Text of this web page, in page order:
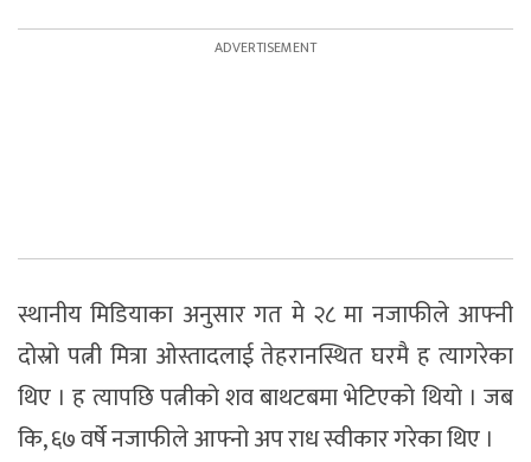
स्थानीय मिडियाका अनुसार गत मे २८ मा नजाफीले आफ्नी
दोस्रो पत्नी मित्रा ओस्तादलाई तेहरानस्थित घरमै ह त्यागरेका
थिए । ह त्यापछि पत्नीको शव बाथटबमा भेटिएको थियो । जब
कि, ६७ वर्षे नजाफीले आफ्नो अप राध स्वीकार गरेका थिए ।